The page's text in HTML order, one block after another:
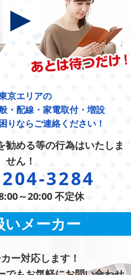
京エリアの
・配線・家電取付・増設
りならご連絡ください！
勧める等の行為はいたしま
せん！
3284
～20:00 不定休
いメーカー
ー対応します！